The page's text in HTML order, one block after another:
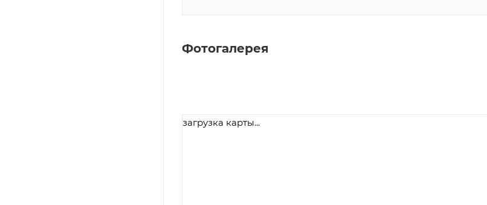
Фотогалерея
загрузка карты...